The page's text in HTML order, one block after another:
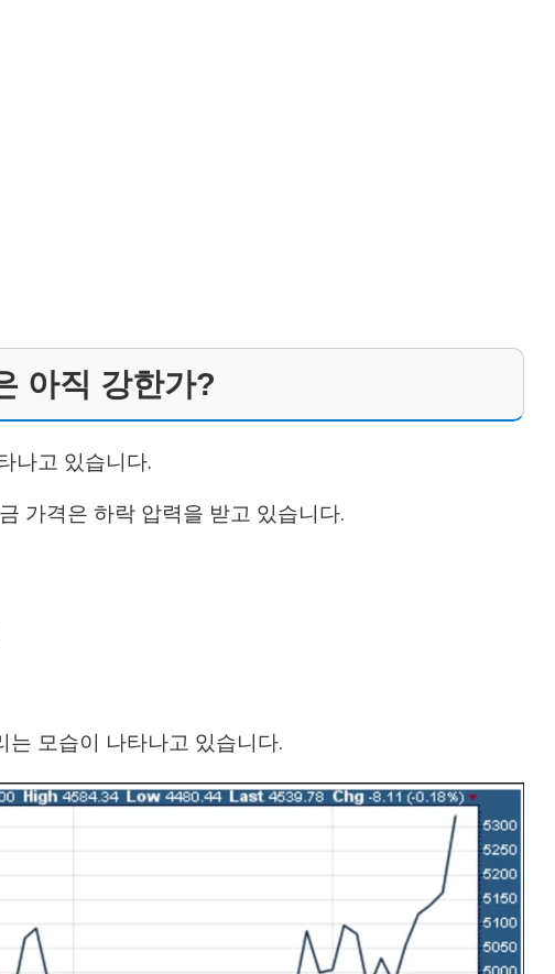
아직 강한가?
나고 있습니다.
가격은 하락 압력을 받고 있습니다.
모습이 나타나고 있습니다.